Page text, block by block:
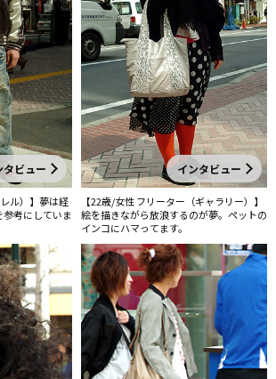
タビュー
ル）】夢は経
考にしていま
インタビュー
【22歳/女性 フリーター（ギャラリー）】
絵を描きながら放浪するのが夢。ペットの
インコにハマってます。